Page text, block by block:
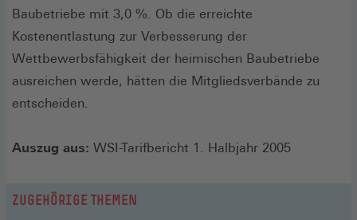
Baubetriebe mit 3,0 %. Ob die erreichte
Kostenentlastung zur Verbesserung der
Wettbewerbsfähigkeit der heimischen Baubetriebe
ausreichen werde, hätten die Mitgliedsverbände zu
entscheiden.
Auszug aus: WSI-Tarifbericht 1. Halbjahr 2005
ZUGEHÖRIGE THEMEN